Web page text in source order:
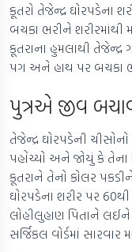
કૂતરો તેજેન્દ્ર ઘોરપડેના
બચકા ભરીને શરીરમાંથી
કૂતરાના હુમલાથી તેજેન્દ્ર
પગ અને હાથ પર બચકા
પુત્રએ જીવ
તેજેન્દ્ર ઘોરપડેની
પહોંચ્યો અને જોયું કે
કૂતરાને તેનો કોલર
ઘોરપડેના શરીર પર
લોહીલુહાણ પિતાને લઈને
સર્જિકલ વોર્ડમાં